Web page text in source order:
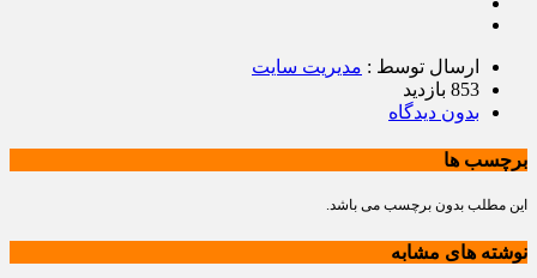
ارسال توسط : مدیریت سایت
853 بازدید
بدون دیدگاه
برچسب ها
این مطلب بدون برچسب می باشد.
نوشته های مشابه